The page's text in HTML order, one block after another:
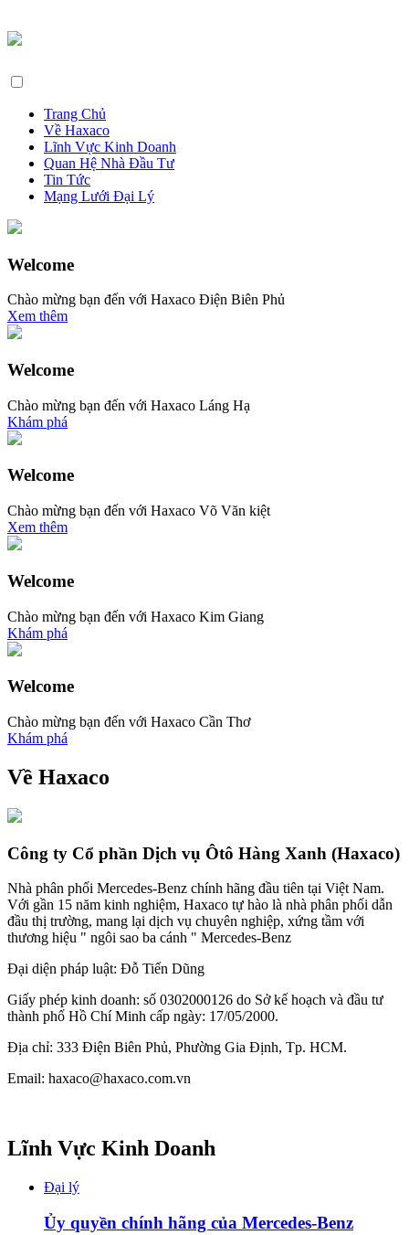
Trang Chủ
Về Haxaco
Lĩnh Vực Kinh Doanh
Quan Hệ Nhà Đầu Tư
Tin Tức
Mạng Lưới Đại Lý
Welcome
Chào mừng bạn đến với Haxaco Điện Biên Phủ
Xem thêm
Welcome
Chào mừng bạn đến với Haxaco Láng Hạ
Khám phá
Welcome
Chào mừng bạn đến với Haxaco Võ Văn kiệt
Xem thêm
Welcome
Chào mừng bạn đến với Haxaco Kim Giang
Khám phá
Welcome
Chào mừng bạn đến với Haxaco Cần Thơ
Khám phá
Về Haxaco
Công ty Cổ phần Dịch vụ Ôtô Hàng Xanh (Haxaco)
Nhà phân phối Mercedes-Benz chính hãng đầu tiên tại Việt Nam.
Với gần 15 năm kinh nghiệm, Haxaco tự hào là nhà phân phối dẫn
đầu thị trường, mang lại dịch vụ chuyên nghiệp, xứng tầm với
thương hiệu " ngôi sao ba cánh " Mercedes-Benz
Đại diện pháp luật: Đỗ Tiến Dũng
Giấy phép kinh doanh: số 0302000126 do Sở kế hoạch và đầu tư
thành phố Hồ Chí Minh cấp ngày: 17/05/2000.
Địa chỉ: 333 Điện Biên Phủ, Phường Gia Định, Tp. HCM.
Email: haxaco@haxaco.com.vn
Lĩnh Vực Kinh Doanh
Đại lý
Ủy quyền chính hãng của Mercedes-Benz